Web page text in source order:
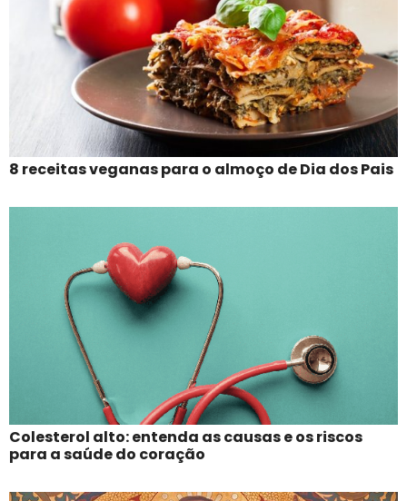
8 receitas veganas para o almoço de Dia dos Pais
Colesterol alto: entenda as causas e os riscos
para a saúde do coração